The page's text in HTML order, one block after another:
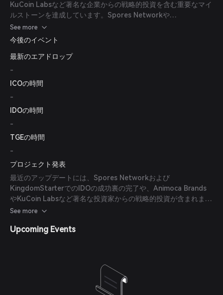
KuCoin Labsなど著名な企業からの戦略的投資を含む重要なマイ
ルストーンを達成しています。Spores Networkや
KingdomStarterなどのプラットフォームでのInitial DEX
Offerings（IDO）も成功裏に実施し、開発支援のために多額の
See more
今後のイベント
最新のエアドロップ
-
ICOの時間
-
IDOの時間
-
TGEの時間
-
プロジェクト発表
最近のアップデートには、Spores Networkおよび
KingdomStarterでのIDOの成功裏の完了や、Animoca Brands
やKuCoin Labsなど著名な投資家からの戦略的投資が含まれま
す。
See more
Upcoming Events